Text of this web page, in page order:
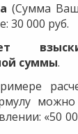
(Сумма
30 000 руб.
суммы.
«50